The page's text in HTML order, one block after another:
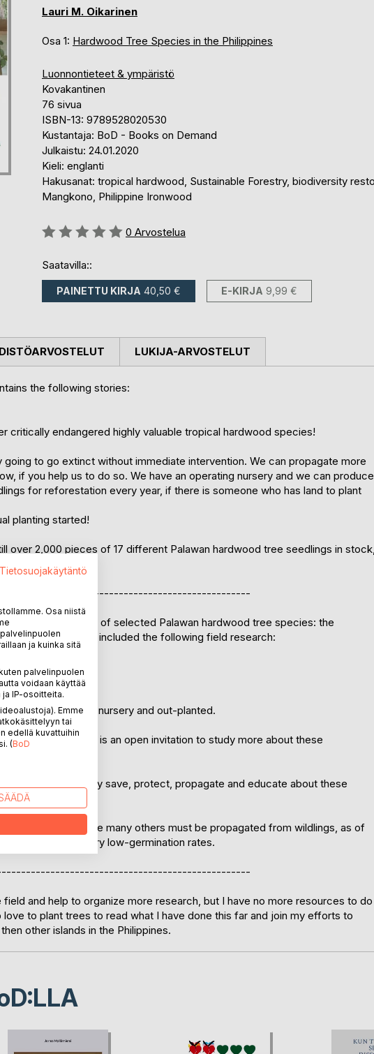
Lauri M. Oikarinen
Osa 1: Hardwood Tree Species in the Philippines
Luonnontieteet & ympäristö
Kovakantinen
76 sivua
ISBN-13: 9789528020530
Kustantaja: BoD - Books on Demand
Julkaistu: 24.01.2020
Kieli: englanti
Hakusanat: tropical hardwood, Sustainable Forestry, biodiversity
Mangkono, Philippine Ironwood
Arvostelu::
0 Arvostelua
Saatavilla::
PAINETTU KIRJA 40,50 € E-KIRJA 9,99 €
the following stories:
critically endangered highly valuable tropical hardwood species!
to go extinct without immediate intervention. We can propagate more
if you help us to do so. We have an operating nursery and we can produce
for reforestation every year, if there is someone who has land to plant
planting started!
over 2,000 pieces of 17 different Palawan hardwood tree seedlings in
would plant them!
and propagation of selected Palawan hardwood tree species: the
and Narra - It included the following field research:
species
of seedling in nursery and out-planted.
species and this is an open invitation to study more about these
to successfully save, protect, propagate and educate about these
from seeds, while many others must be propagated from wildlings, as of
seeds or very low-germination rates.
and help to organize more research, but I have no more resources to do
to plant trees to read what I have done this far and join my efforts to
other islands in the Philippines.
LUKIJA-ARVOSTELUT
D:LLA
Tietosuojakäytäntö
Osa niistä
ja kuinka sitä
palvelinpuolen
voidaan käyttää
IP-osoitteita.
Emme
tai
edellä kuvattuihin
(BoD